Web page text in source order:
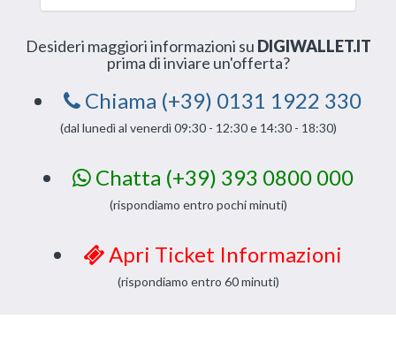
Desideri maggiori informazioni su DIGIWALLET.IT
prima di inviare un'offerta?
Chiama (+39) 0131 1922 330
(dal lunedì al venerdì 09:30 - 12:30 e 14:30 - 18:30)
Chatta (+39) 393 0800 000
(rispondiamo entro pochi minuti)
Apri Ticket Informazioni
(rispondiamo entro 60 minuti)